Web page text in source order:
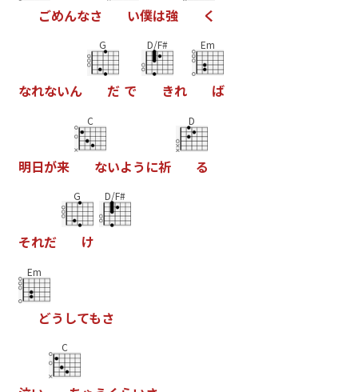
ごめんなさ い僕は強 く
なれないん
G
だ で
D/F#
きれ
Em
ば
明日が来
C
ないよう に祈
D
る
それだ
G
け
D/F#
Em
どう してもさ
C